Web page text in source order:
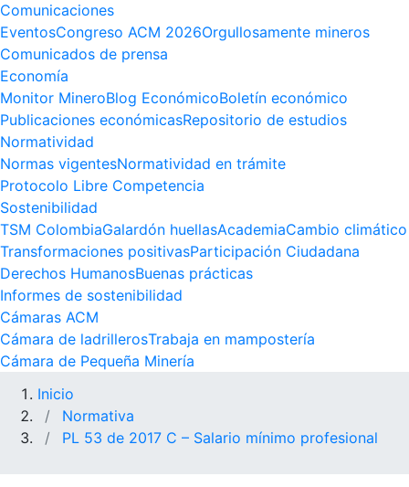
Comunicaciones
EventosCongreso ACM 2026Orgullosamente mineros
Comunicados de prensa
Economía
Monitor MineroBlog EconómicoBoletín económico
Publicaciones económicasRepositorio de estudios
Normatividad
Normas vigentesNormatividad en trámite
Protocolo Libre Competencia
Sostenibilidad
TSM ColombiaGalardón huellasAcademiaCambio climático
Transformaciones positivasParticipación Ciudadana
Derechos HumanosBuenas prácticas
Informes de sostenibilidad
Cámaras ACM
Cámara de ladrillerosTrabaja en mampostería
Cámara de Pequeña Minería
Inicio
Normativa
PL 53 de 2017 C – Salario mínimo profesional